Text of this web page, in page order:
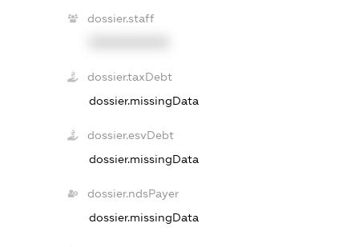
dossier.staff
dossier.taxDebt
dossier.missingData
dossier.esvDebt
dossier.missingData
dossier.ndsPayer
dossier.missingData